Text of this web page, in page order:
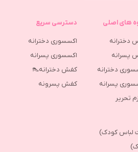
های اصلی
دخترانه
پسرانه
دخترانه
پسرانه
تحریر
دسترسی سریع
اکسسوری دخترانه
اکسسوری پسرانه
کفش دخترانه👠
كفش پسرونه